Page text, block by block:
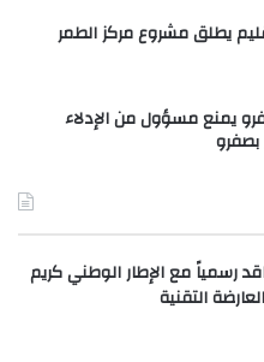
يطلق مشروع مركز الطمر
يمنع مسؤول من الإدلاء
رسمياً مع الإطار الوطني كريم
التقنية